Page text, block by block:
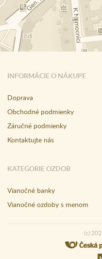
INFORMÁCIE O NÁKUPE
Doprava
Obchodné podmienky
Záručné podmienky
Kontaktujte nás
KATEGORIE OZDOB
Vianočné banky
Vianočné ozdoby s menom
(c)